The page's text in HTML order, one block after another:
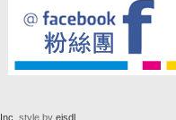
style by eisdl